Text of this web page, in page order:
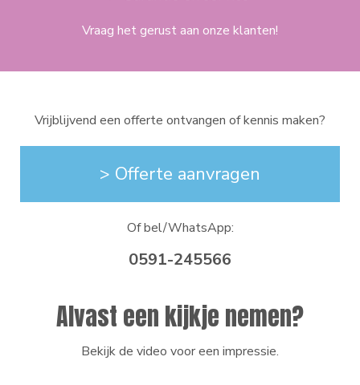
Vraag het gerust aan onze klanten!
Vrijblijvend een offerte ontvangen of kennis maken?
> Offerte aanvragen
Of bel/WhatsApp:
0591-245566
Alvast een kijkje nemen?
Bekijk de video voor een impressie.